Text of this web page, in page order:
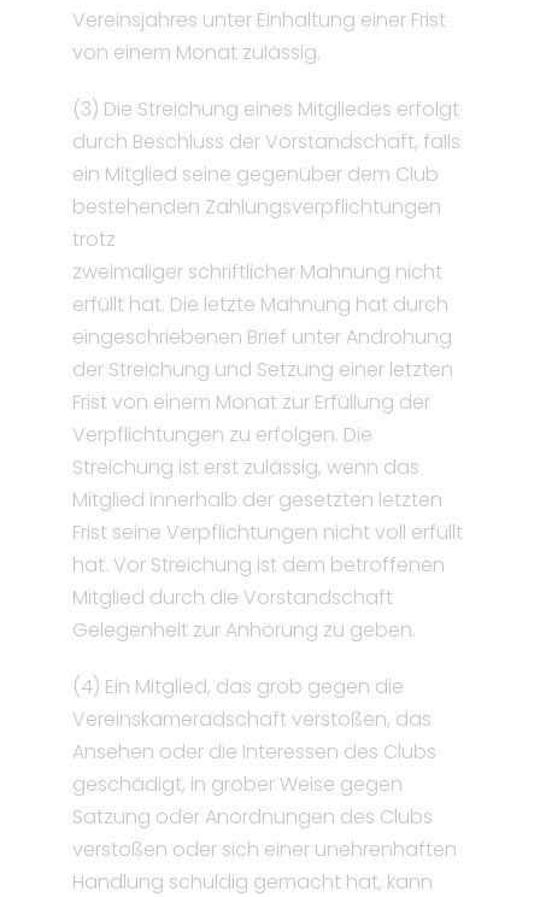
Vereinsjahres unter Einhaltung einer Frist
von einem Monat zulässig.
(3) Die Streichung eines Mitgliedes erfolgt
durch Beschluss der Vorstandschaft, falls
ein Mitglied seine gegenüber dem Club
bestehenden Zahlungsverpflichtungen
trotz
zweimaliger schriftlicher Mahnung nicht
erfüllt hat. Die letzte Mahnung hat durch
eingeschriebenen Brief unter Androhung
der Streichung und Setzung einer letzten
Frist von einem Monat zur Erfüllung der
Verpflichtungen zu erfolgen. Die
Streichung ist erst zulässig, wenn das
Mitglied innerhalb der gesetzten letzten
Frist seine Verpflichtungen nicht voll erfüllt
hat. Vor Streichung ist dem betroffenen
Mitglied durch die Vorstandschaft
Gelegenheit zur Anhörung zu geben.
(4) Ein Mitglied, das grob gegen die
Vereinskameradschaft verstoßen, das
Ansehen oder die Interessen des Clubs
geschädigt, in grober Weise gegen
Satzung oder Anordnungen des Clubs
verstoßen oder sich einer unehrenhaften
Handlung schuldig gemacht hat, kann